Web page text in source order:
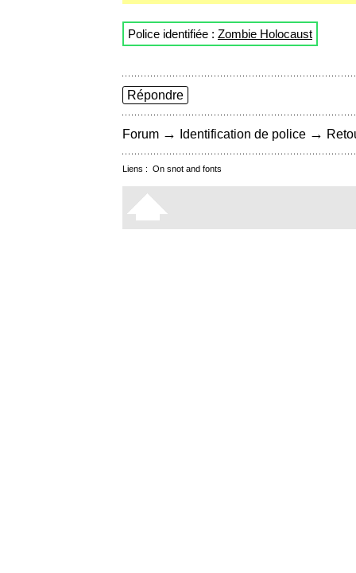
Police identifiée : Zombie Holocaust
Répondre
Forum → Identification de police →
Liens : On snot and fonts